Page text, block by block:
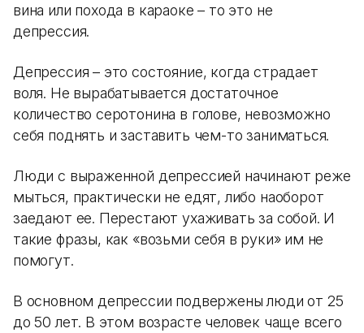
вина или похода в караоке – то это не
депрессия.
Депрессия – это состояние, когда страдает
воля. Не вырабатывается достаточное
количество серотонина в голове, невозможно
себя поднять и заставить чем-то заниматься.
Люди с выраженной депрессией начинают реже
мыться, практически не едят, либо наоборот
заедают ее. Перестают ухаживать за собой. И
такие фразы, как «возьми себя в руки» им не
помогут.
В основном депрессии подвержены люди от 25
до 50 лет. В этом возрасте человек чаще всего